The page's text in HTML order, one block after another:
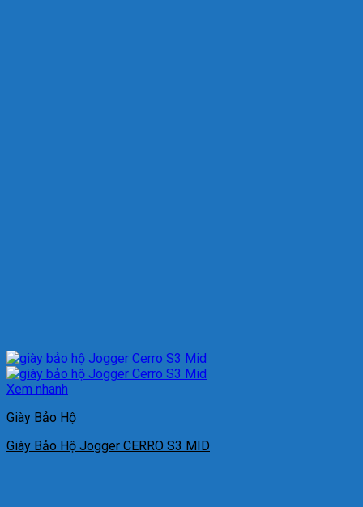
Xem nhanh
Giày Bảo Hộ
Giày Bảo Hộ Jogger CERRO S3 MID